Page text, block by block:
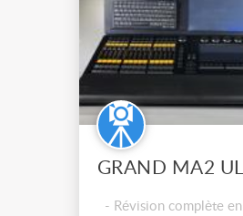
- Révision complète